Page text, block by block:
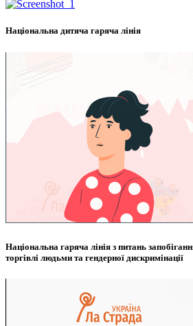
Національна дитяча гаряча лінія
Національна гаряча лінія з питань
торгівлі людьми та гендерної дискримінації